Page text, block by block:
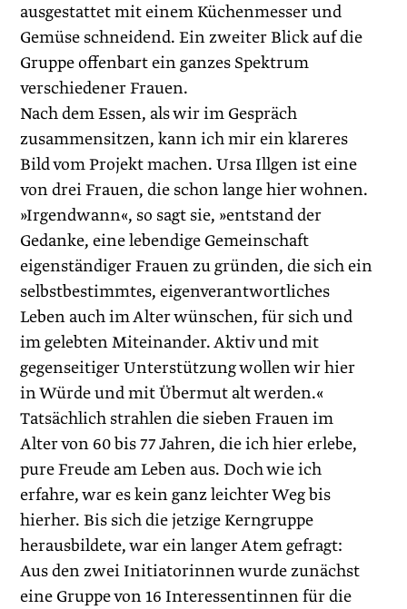
ausgestattet mit einem Küchenmesser und
Gemüse schneidend. Ein zweiter Blick auf die
Gruppe offenbart ein ganzes Spektrum
verschiedener Frauen.
Nach dem Essen, als wir im Gespräch
zusammensitzen, kann ich mir ein klareres
Bild vom Projekt machen. Ursa Illgen ist eine
von drei Frauen, die schon lange hier wohnen.
»Irgendwann«, so sagt sie, »entstand der
Gedanke, eine lebendige Gemeinschaft
eigenständiger Frauen zu gründen, die sich ein
selbstbestimmtes, ­eigenverantwortliches
Leben auch im ­Alter wünschen, für sich und
im gelebten Miteinander. Aktiv und mit
gegenseitiger Unterstützung wollen wir hier
in Würde und mit Übermut alt werden.«
Tatsächlich strahlen die sieben Frauen im
Alter von 60 bis 77 Jahren, die ich hier erlebe,
pure Freude am Leben aus. Doch wie ich
erfahre, war es kein ganz leichter Weg bis
hierher. Bis sich die jetzige Kerngruppe
herausbildete, war ein langer Atem gefragt:
Aus den zwei Initiatorinnen wurde zunächst
eine Gruppe von 16 Interessentinnen für die